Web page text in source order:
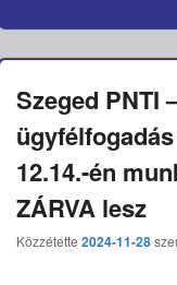
Szeged PNTI
12.14.-én
ZÁRVA lesz
Közzétette 2024-11-28